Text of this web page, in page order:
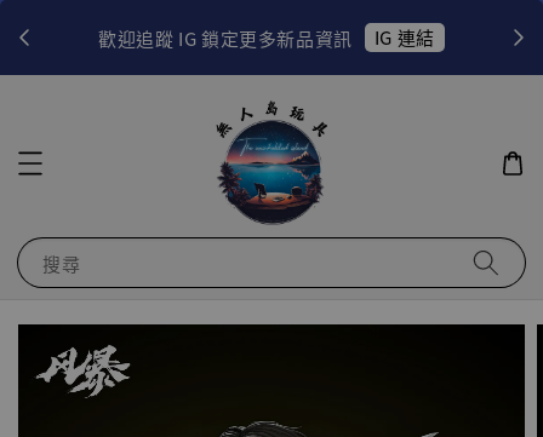
歡迎追蹤 IG 鎖定更多新品資訊 IG 連結
搜尋